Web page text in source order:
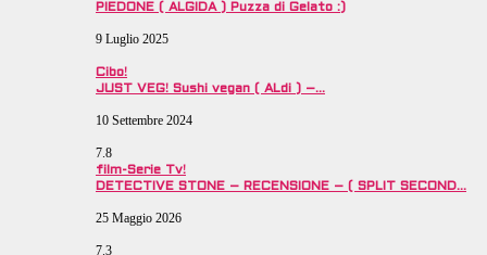
PIEDONE ( ALGIDA ) Puzza di Gelato :)
9 Luglio 2025
Cibo!
JUST VEG! Sushi vegan ( ALdi ) –…
10 Settembre 2024
7.8
film-Serie Tv!
DETECTIVE STONE – RECENSIONE – ( SPLIT SECOND…
25 Maggio 2026
7.3